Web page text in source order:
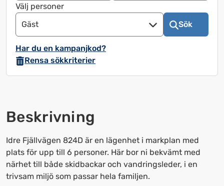
framåt
för
att
kalendern
och
välja
Tryck
på
frågetecknet
för
att
få
välja
frågetecknet
för
att
få
Välj personer
Gäst
Sök
Har du en kampanjkod?
Rensa sökkriterier
Beskrivning
Idre Fjällvägen 824D är en lägenhet i markplan med
plats för upp till 6 personer. Här bor ni bekvämt med
närhet till både skidbackar och vandringsleder, i en
trivsam miljö som passar hela familjen.